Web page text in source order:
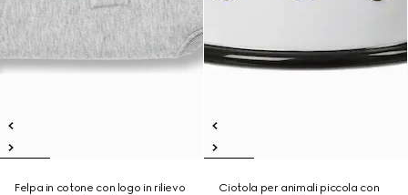
Felpa in cotone con logo in rilievo
Ciotola per animali piccola con